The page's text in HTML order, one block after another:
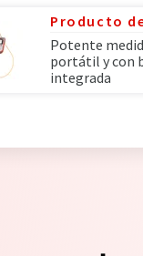
Producto
Potente
portátil y con
integrada